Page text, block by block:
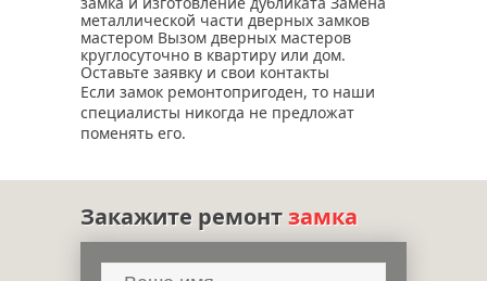
металлической части дверных замков
мастером Вызом дверных мастеров
круглосуточно в квартиру или дом.
Оставьте заявку и свои контакты
Если замок ремонтопригоден, то наши
специалисты никогда не предложат
поменять его.
Закажите ремонтзамка